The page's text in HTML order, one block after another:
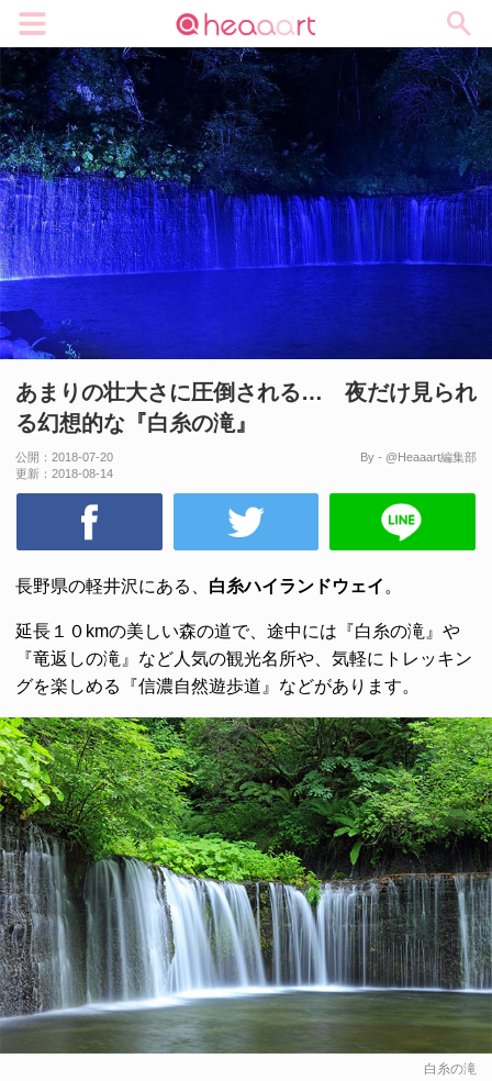
あまりの壮大さに圧倒される… 夜だけ見られ
る幻想的な『白糸の滝』
公開： 2018-07-20
更新： 2018-08-14
By - @Heaaart編集部
長野県の軽井沢にある、 白糸ハイランドウェイ 。
延長１０kmの美しい森の道で、途中には『白糸の滝』や
『竜返しの滝』など人気の観光名所や、気軽にトレッキン
グを楽しめる『信濃自然遊歩道』などがあります。
白糸の滝